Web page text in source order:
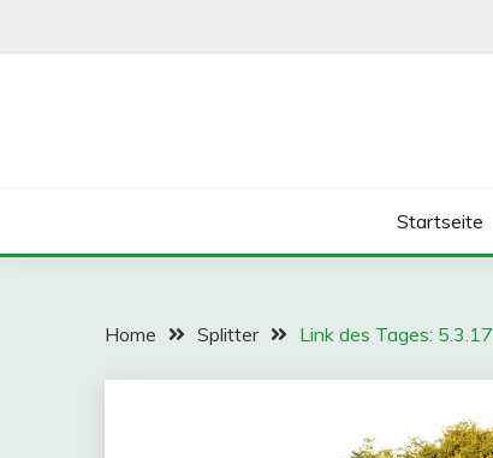
Startseite
Home Splitter Link des Tages: 5.3.17